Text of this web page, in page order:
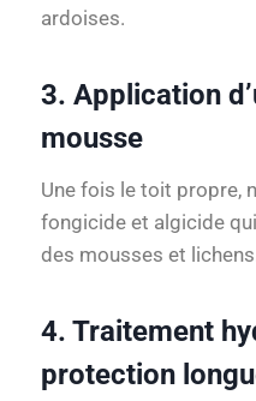
ardoises.
3. Application
mousse
Une fois le toit propre,
fongicide et algicide
des mousses et
4. Traitement
protection